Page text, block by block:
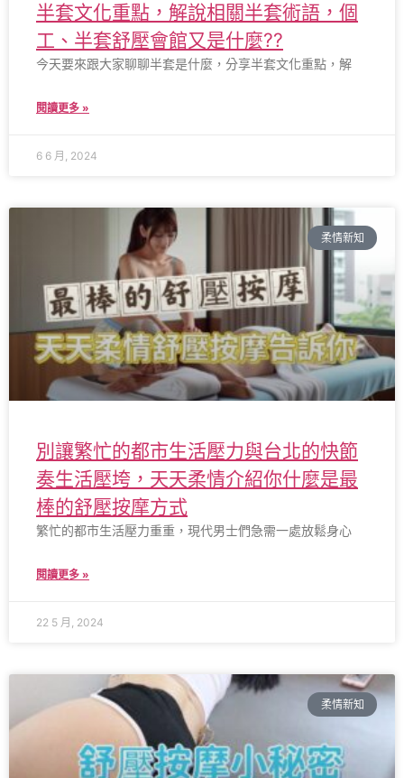
半套文化重點，解說相關半套術語，個
工、半套舒壓會館又是什麼??
今天要來跟大家聊聊半套是什麼，分享半套文化重點，解
閱讀更多 »
6 6 月, 2024
柔情新知
別讓繁忙的都市生活壓力與台北的快節
奏生活壓垮，天天柔情介紹你什麼是最
棒的舒壓按摩方式
繁忙的都市生活壓力重重，現代男士們急需一處放鬆身心
閱讀更多 »
22 5 月, 2024
柔情新知